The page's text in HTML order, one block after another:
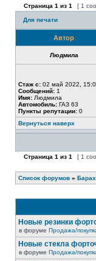
Страница 1 из 1 [ 1
Для печати
Автор
Людмила
Стаж с: 02 май 2022,
Сообщений: 1
Имя: Людмила
Автомобиль: ГАЗ 63
Пункты репутации: 0
Вернуться наверх
Страница 1 из 1 [ 1
Список форумов »
Новые резинки
в форуме Продажа/
Новые стекла
в форуме Продажа/